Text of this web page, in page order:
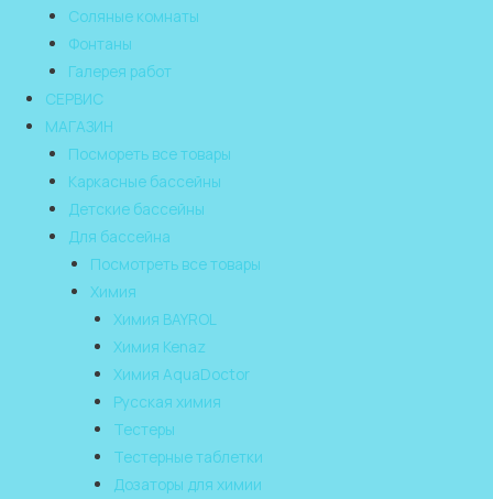
Соляные комнаты
Фонтаны
Галерея работ
СЕРВИС
МАГАЗИН
Посмореть все товары
Каркасные бассейны
Детские бассейны
Для бассейна
Посмотреть все товары
Химия
Химия BAYROL
Химия Kenaz
Химия AquaDoctor
Русская химия
Тестеры
Тестерные таблетки
Дозаторы для химии